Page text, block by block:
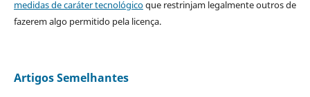
medidas de caráter tecnológicoque restrinjam legalmente outros de
fazerem algo permitido pela licença.
Artigos Semelhantes